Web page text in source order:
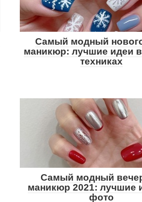
Самый модный
маникюр: лучшие идеи
техниках
Самый модный
маникюр 2021: лучшие
фото